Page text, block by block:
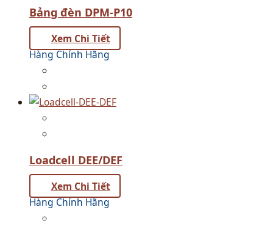
Bảng đèn DPM-P10
Xem Chi Tiết
Hàng Chính Hãng
Loadcell DEE/DEF
Xem Chi Tiết
Hàng Chính Hãng